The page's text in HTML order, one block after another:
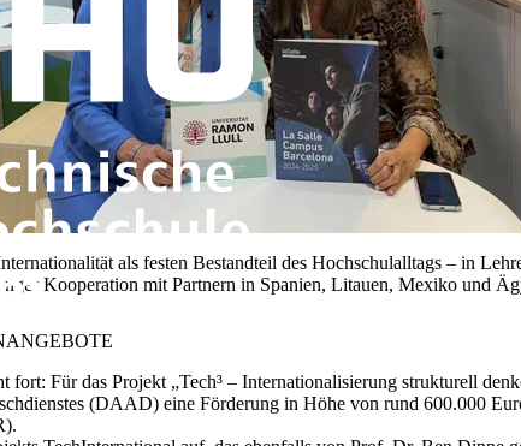
als festen Bestandteil des Hochschulalltags – in
Kooperation mit Partnern in Spanien, Litauen, Mexiko und
Für das Projekt „Tech³ – Internationalisierung strukturell
(DAAD) eine Förderung in Höhe von rund 600.000